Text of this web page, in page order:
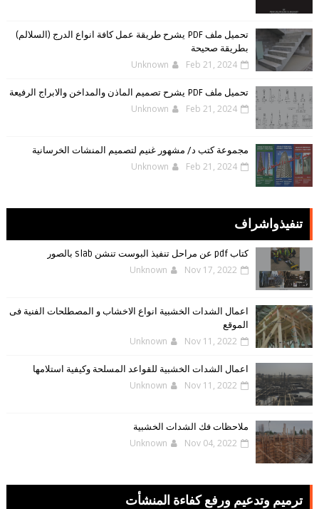
تحميل ملف PDF يشرح طريقة عمل كافة انواع الدرج (السلالم)
بطريقة صحيحة
Unknown Feb 21, 2024
تحميل ملف PDF يشرح تصميم الماذن والمداخن والابراج الرفيعة
Unknown Feb 21, 2024
مجموعة كتب د/ مشهور غنيم لتصميم المنشات الخرسانية
Unknown Feb 21, 2024
تنفيذواشراف
كتاب pdf عن مراحل تنفيذ البوست تنشن slab بالصور
Unknown Nov 17, 2022
اعمال الشدات الخشبية انواع الاخشاب و المصطلحات الفنية فى
الموقع
Unknown Nov 11, 2022
اعمال الشدات الخشبية للقواعد المسلحة وكيفية استلامها
Unknown Nov 11, 2022
ملاحظات فك الشدات الخشبية
Unknown Nov 04, 2022
ترميم وتدعيم ورفع كفاءة المنشأت